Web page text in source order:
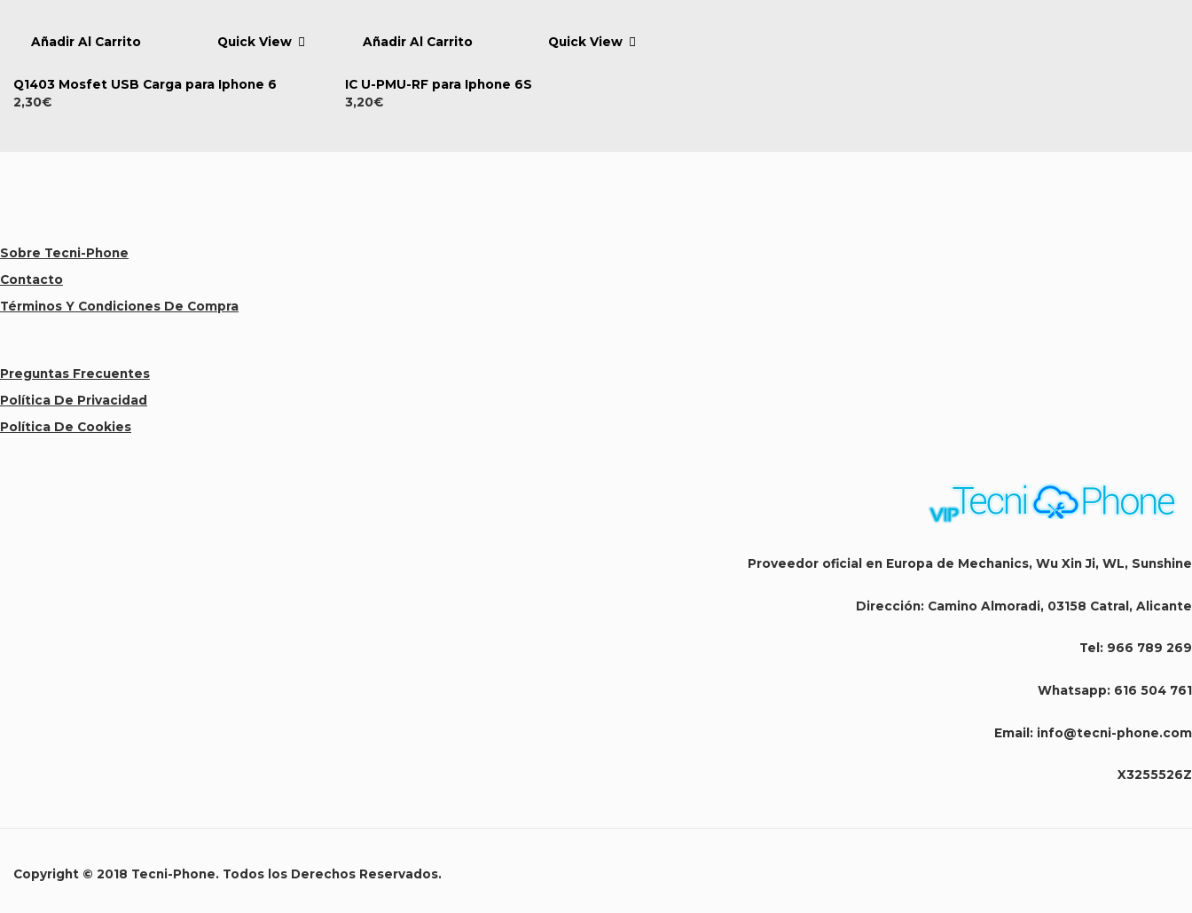
Añadir Al Carrito Quick View
Q1403 Mosfet USB Carga para Iphone 6
2,30€
Añadir Al Carrito Quick View
IC U-PMU-RF para Iphone 6S
3,20€
Sobre Tecni-Phone
Contacto
Términos Y Condiciones De Compra
Preguntas Frecuentes
Política De Privacidad
Política De Cookies
Proveedor oficial en Europa de Mechanics, Wu Xin Ji, WL, Sunshine
Dirección: Camino Almoradi, 03158 Catral, Alicante
Tel: 966 789 269
Whatsapp: 616 504 761
Email: info@tecni-phone.com
X3255526Z
Copyright © 2018 Tecni-Phone. Todos los Derechos Reservados.